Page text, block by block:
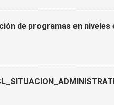
de programas en niveles